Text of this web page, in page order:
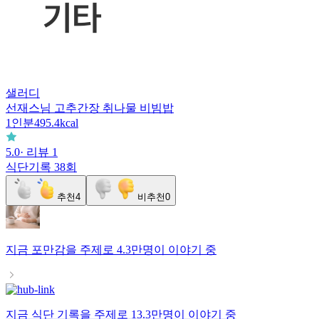
샐러디
선재스님 고추간장 취나물 비빔밥
1 인분495.4kcal
5.0· 리뷰 1
식단기록 38회
추천4 비추천0
지금 포만감을 주제로 4.3만명이 이야기 중
지금 식단 기록을 주제로 13.3만명이 이야기 중